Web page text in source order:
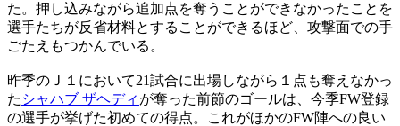
た。押し込みながら追加点を奪うことができなかったことを
選手たちが反省材料とすることができるほど、攻撃面での手
ごたえもつかんでいる。
昨季のＪ１において21試合に出場しながら１点も奪えなかっ
た シャハブ ザヘディ が奪った前節のゴールは、今季FW登録
の選手が挙げた初めての得点。これがほかのFW陣への良い